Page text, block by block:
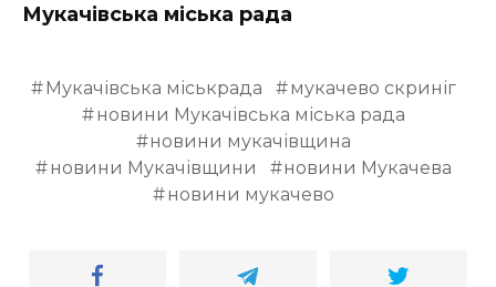
Мукачівська міська рада
Мукачівська міськрада
мукачево скриніг
новини Мукачівська міська рада
новини мукачівщина
новини Мукачівщини
новини Мукачева
новини мукачево